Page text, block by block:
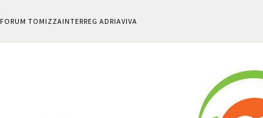
FORUM TOMIZZA INTERREG ADRIAVIVA